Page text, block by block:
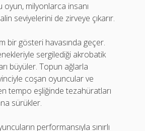
oyun, milyonlarca insanı
seviyelerini de zirveye çıkarır.
bir gösteri havasında geçer.
sergilediği akrobatik
büyüler. Topun ağlarla
coşan oyuncular ve
tempo eşliğinde tezahüratları
sürükler.
performansıyla sınırlı